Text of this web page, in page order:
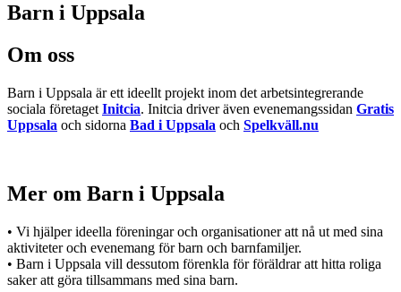
Barn i Uppsala
Om oss
Barn i Uppsala är ett ideellt projekt inom det arbetsintegrerande
sociala företaget Initcia. Initcia driver även evenemangssidan Gratis
Uppsala och sidorna Bad i Uppsala och Spelkväll.nu
Mer om Barn i Uppsala
• Vi hjälper ideella föreningar och organisationer att nå ut med sina
aktiviteter och evenemang för barn och barnfamiljer.
• Barn i Uppsala vill dessutom förenkla för föräldrar att hitta roliga
saker att göra tillsammans med sina barn.